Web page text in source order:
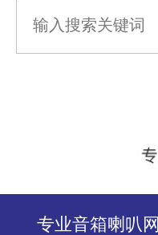
专业音箱喇叭网